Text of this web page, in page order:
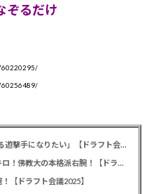
ぞるだけ
カープドラ6西川篤夢！「日本を代表する遊撃手になりたい」【ドラフト会議2025】
カープドラ5赤木晴哉！191cm最速153キロ！佛教大の本格派右腕！【ドラフト会議2025】
【ドラフト会議2025】